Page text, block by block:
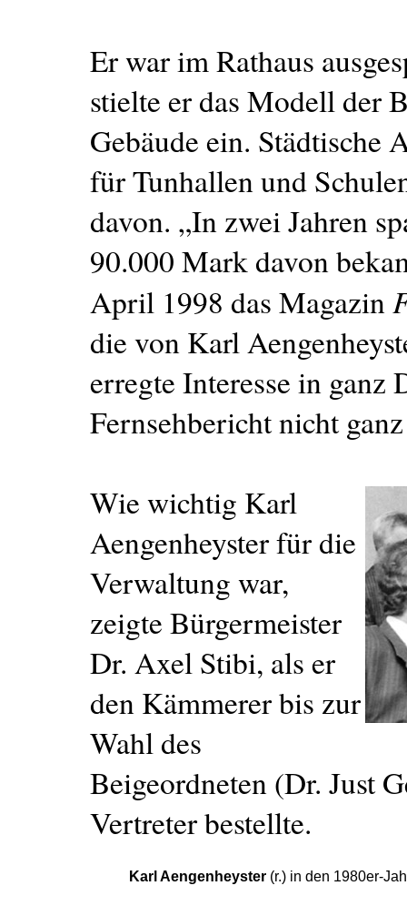
Er war im Rathaus
stielte er das Modell der
Gebäude ein. Städtische
für Tunhallen und
davon. „In zwei Jahren
90.000 Mark davon
April 1998 das Magazin
die von Karl
erregte Interesse in ganz
Fernsehbericht nicht
Wie wichtig Karl
Aengenheyster für die
Verwaltung war,
zeigte Bürgermeister
Dr. Axel Stibi, als er
den Kämmerer bis zur
Wahl des
Beigeordneten (Dr. Just
Vertreter bestellte.
Karl Aengenheyster (r.) in den 1980er-